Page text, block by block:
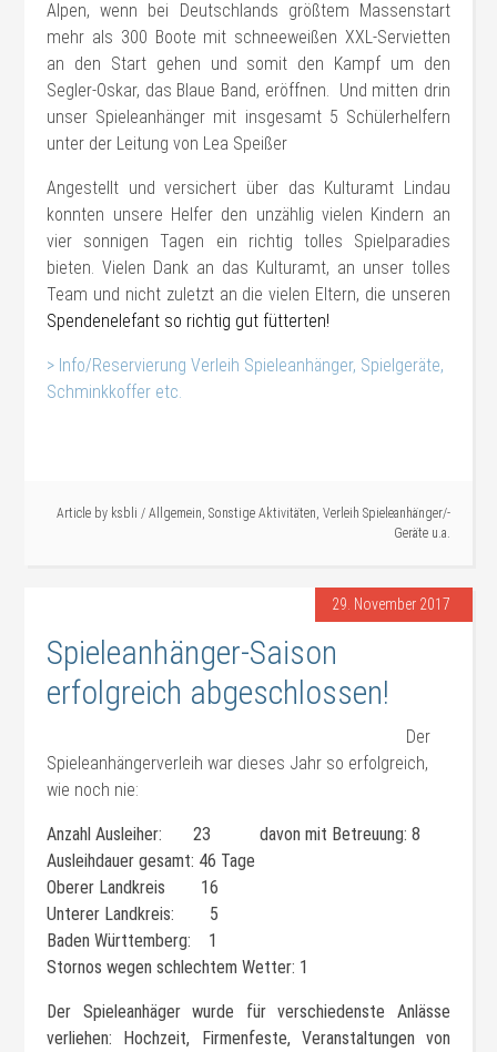
Alpen, wenn bei Deutschlands größtem Massenstart
mehr als 300 Boote mit schneeweißen XXL-Servietten
an den Start gehen und somit den Kampf um den
Segler-Oskar, das Blaue Band, eröffnen. Und mitten drin
unser Spieleanhänger mit insgesamt 5 Schülerhelfern
unter der Leitung von Lea Speißer
Angestellt und versichert über das Kulturamt Lindau
konnten unsere Helfer den unzählig vielen Kindern an
vier sonnigen Tagen ein richtig tolles Spielparadies
bieten. Vielen Dank an das Kulturamt, an unser tolles
Team und nicht zuletzt an die vielen Eltern, die unseren
Spendenelefant so richtig gut fütterten!
> Info/Reservierung Verleih Spieleanhänger, Spielgeräte,
Schminkkoffer etc.
Article by ksbli / Allgemein Sonstige Aktivitäten Verleih Spieleanhänger/-
Geräte u.a.
29. November 2017
Spieleanhänger-Saison
erfolgreich abgeschlossen!
Der
Spieleanhängerverleih war dieses Jahr so erfolgreich,
wie noch nie:
Anzahl Ausleiher: 23 davon mit Betreuung: 8
Ausleihdauer gesamt: 46 Tage
Oberer Landkreis 16
Unterer Landkreis: 5
Baden Württemberg: 1
Stornos wegen schlechtem Wetter: 1
Der Spieleanhäger wurde für verschiedenste Anlässe
verliehen: Hochzeit, Firmenfeste, Veranstaltungen von